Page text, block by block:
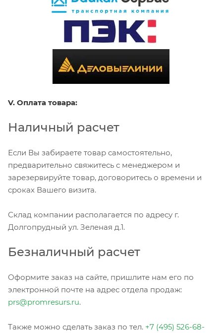
V. Оплата товара:
Наличный расчет
Если Вы забираете товар самостоятельно,
предварительно свяжитесь с менеджером и
зарезервируйте товар, договоритесь о времени и
сроках Вашего визита.
Склад компании располагается по адресу г.
Долгопрудный ул. Зеленая д.1.
Безналичный расчет
Оформите заказ на сайте, пришлите нам его по
электронной почте на адрес отдела продаж:
prs@promresurs.ru.
Также можно сделать заказ по тел. +7 (495) 526-68-